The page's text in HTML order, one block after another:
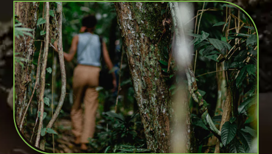
Aibaibu Kayawai - Mulheres que Curam
Fortalecimento socioambiental, econômico e equidade de
gênero
A Associação Indígena das Mulheres da Aldeia Segredo do
Artesão, Acre, foi constituída para garantir visibilidade,
proteção e segurança para as mulheres indígenas através
da geração de renda, valorização da arte ancestral e
transmissão da cultura da floresta para o mundo…
Vem saber mais